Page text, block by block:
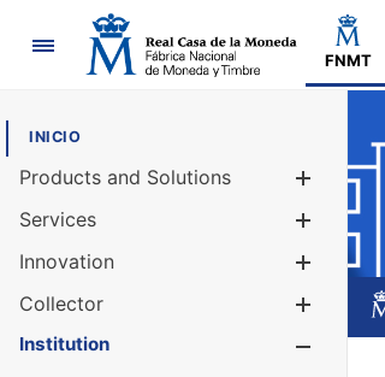
Navigation
FNMT
INICIO
Products and Solutions
Services
Innovation
Collector
Institution